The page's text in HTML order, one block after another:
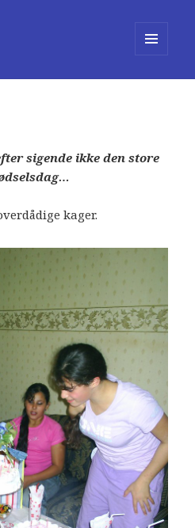
sigende ikke den store
kager.